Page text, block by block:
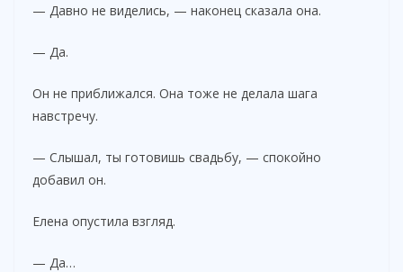
— Давно не виделись, — наконец сказала она.
— Да.
Он не приближался. Она тоже не делала шага
навстречу.
— Слышал, ты готовишь свадьбу, — спокойно
добавил он.
Елена опустила взгляд.
— Да…